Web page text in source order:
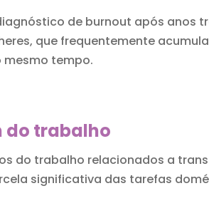
de burnout após anos
que frequentemente
mesmo tempo.
do trabalho
do trabalho relacionados a
significativa das tarefas